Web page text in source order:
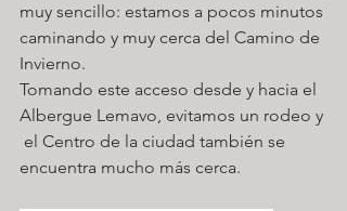
muy sencillo: estamos a pocos minutos
caminando y muy cerca del Camino de
Invierno.
Tomando este acceso desde y hacia el
Albergue Lemavo, evitamos un rodeo y
el Centro de la ciudad también se
encuentra mucho más cerca.